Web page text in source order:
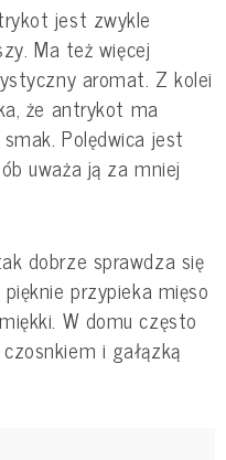
jest zwykle
Ma też więcej
aromat. Z kolei
że antrykot ma
Polędwica jest
uważa ją za mniej
dobrze sprawdza się
przypieka mięso
W domu często
i gałązką